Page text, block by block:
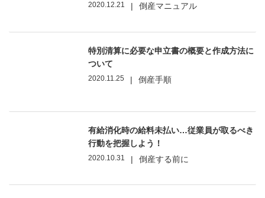
2020.12.21 | 倒産マニュアル
特別清算に必要な申立書の概要と作成方法に
ついて
2020.11.25 | 倒産手順
有給消化時の給料未払い…従業員が取るべき
行動を把握しよう！
2020.10.31 | 倒産する前に